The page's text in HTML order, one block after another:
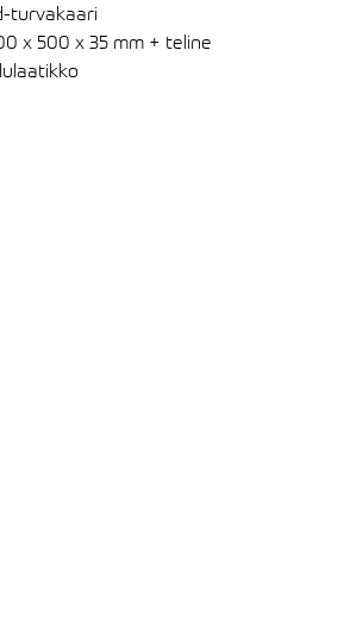
turvakaari
x 500 x 35 mm + teline